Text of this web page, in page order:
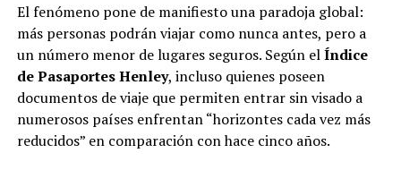
El fenómeno pone de manifiesto una paradoja global:
más personas podrán viajar como nunca antes, pero a
un número menor de lugares seguros. Según elÍndice
de Pasaportes Henley, incluso quienes poseen
documentos de viaje que permiten entrar sin visado a
numerosos países enfrentan “horizontes cada vez más
reducidos” en comparación con hace cinco años.